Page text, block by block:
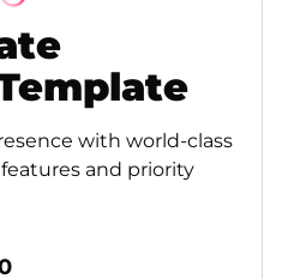
with world-class
and priority